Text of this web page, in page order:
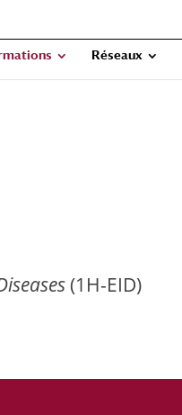
Réseaux
(1H-EID)